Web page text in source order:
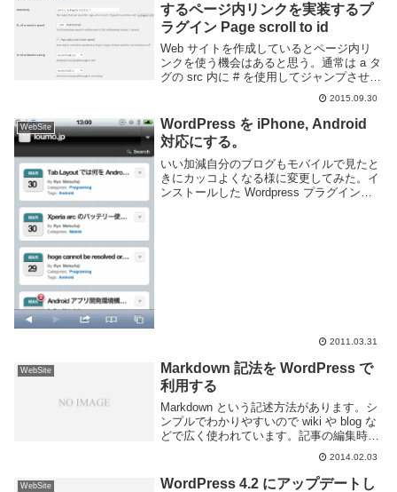
するページ内リンクを実装するプ
ラグイン Page scroll to id
Web サイトを作成しているとページ内リ
ンクを使う機会はあると思う。通常は a タ
グの src 内に # を使用してジャンプさせる
だろう。しかしただリンクを設定しただけ
ではページ内リンクなのに通常のリンクの
ように画面遷移し味気ない。Page...
2015.09.30
WebSite
WordPress を iPhone, Android
対応にする。
いい加減自分のブログもモバイルで見たと
きにカッコよくなる様に変更してみた。イ
ンストールした Wordpress プラグインは
2011.03.31
WebSite
Markdown 記法を WordPress で
利用する
Markdown という記述方法があります。シ
ンプルでわかりやすいので wiki や blog な
どで広く使われています。記事の編集時に
は Markdown で記述して、ブラウザで表示
するときにそれを HTML へ変換して出力
しています。普...
2014.02.03
WebSite
WordPress 4.2 にアップデートし